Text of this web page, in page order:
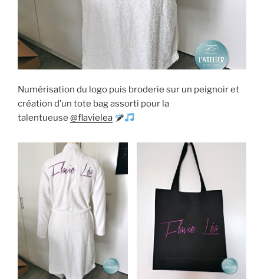
Numérisation du logo puis broderie sur un peignoir et
création d’un tote bag assorti pour la
talentueuse @flavielea